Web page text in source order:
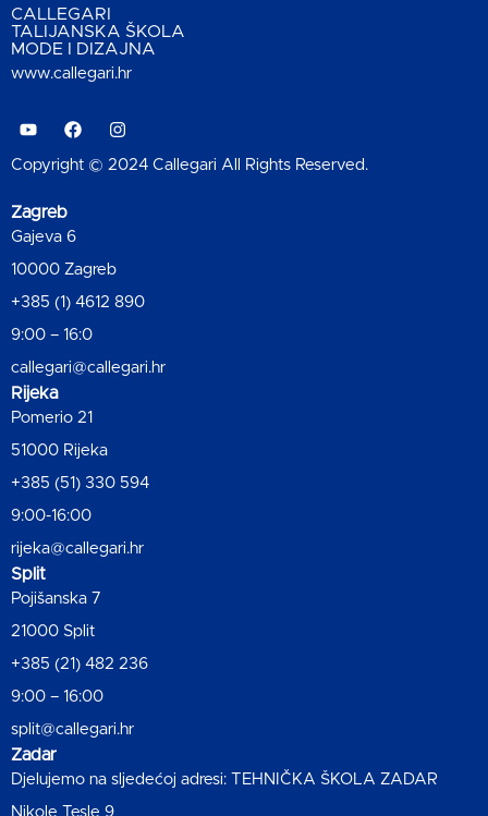
CALLEGARI
TALIJANSKA ŠKOLA
MODE I DIZAJNA
www.callegari.hr
Copyright © 2024 Callegari All Rights Reserved.
Zagreb
Gajeva 6
10000 Zagreb
+385 (1) 4612 890
9:00 – 16:0
callegari@callegari.hr
Rijeka
Pomerio 21
51000 Rijeka
+385 (51) 330 594
9:00-16:00
rijeka@callegari.hr
Split
Pojišanska 7
21000 Split
+385 (21) 482 236
9:00 – 16:00
split@callegari.hr
Zadar
Djelujemo na sljedećoj adresi: TEHNIČKA ŠKOLA ZADAR
Nikole Tesle 9